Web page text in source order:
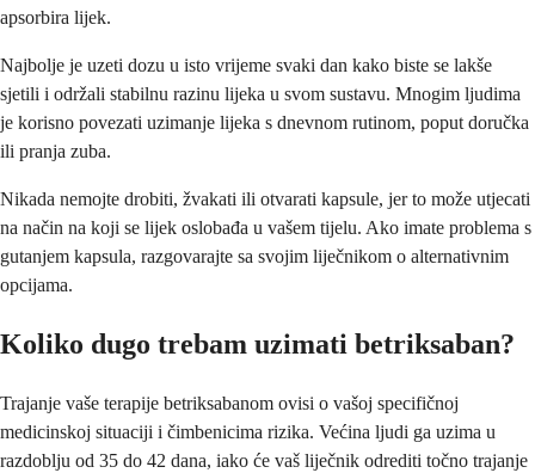
apsorbira lijek.
Najbolje je uzeti dozu u isto vrijeme svaki dan kako biste se lakše
sjetili i održali stabilnu razinu lijeka u svom sustavu. Mnogim ljudima
je korisno povezati uzimanje lijeka s dnevnom rutinom, poput doručka
ili pranja zuba.
Nikada nemojte drobiti, žvakati ili otvarati kapsule, jer to može utjecati
na način na koji se lijek oslobađa u vašem tijelu. Ako imate problema s
gutanjem kapsula, razgovarajte sa svojim liječnikom o alternativnim
opcijama.
Koliko dugo trebam uzimati betriksaban?
Trajanje vaše terapije betriksabanom ovisi o vašoj specifičnoj
medicinskoj situaciji i čimbenicima rizika. Većina ljudi ga uzima u
razdoblju od 35 do 42 dana, iako će vaš liječnik odrediti točno trajanje